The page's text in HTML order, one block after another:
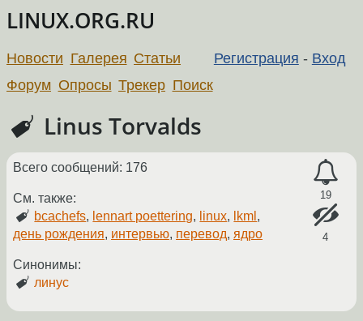
LINUX.ORG.RU
Регистрация - Вход
Новости Галерея Статьи
Форум Опросы Трекер Поиск
Linus Torvalds
19
4
Всего сообщений: 176
См. также:
bcachefs, lennart poettering, linux, lkml ,
день рождения, интервью, перевод, ядро
Синонимы:
линус